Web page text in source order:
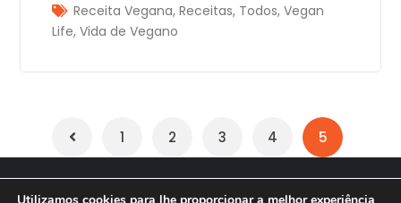
Receita Vegana,Receitas, Todos,Vegan
Life,Vida de Vegano
1 2 3 4 5
Soma Criação Desenvolvimento